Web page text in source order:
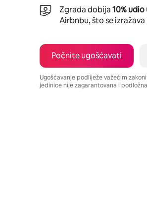
Zgrada dobija10%
Airbnbu, što se
Počnite ugošćavati
Ugošćavanje podliježe važećim
jedinice nije zagarantovana i